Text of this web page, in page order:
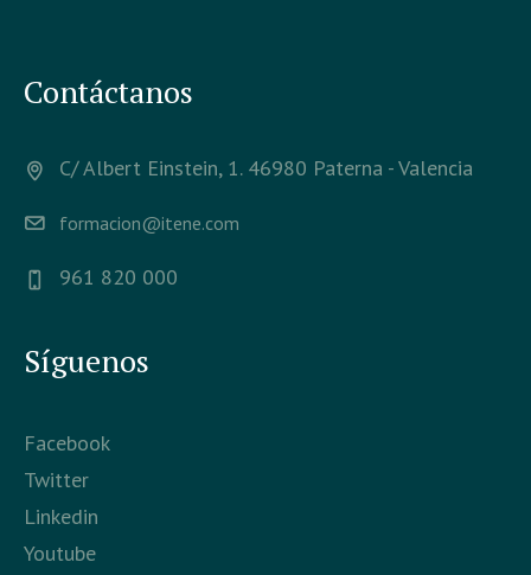
Contáctanos
C/ Albert Einstein, 1. 46980 Paterna - Valencia
formacion@itene.com
961 820 000
Síguenos
Facebook
Twitter
Linkedin
Youtube